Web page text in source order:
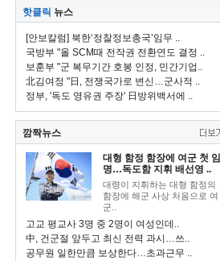
핫클릭 뉴스
[안보칼럼] 북한‘정찰정보총국’임무 ..
국방부 "올 SCM때 전작권 전환연도 결정 ..
보훈부 "군 복무기간 호봉 인정, 민간기업..
北김여정 "日, 전쟁국가로 변신…군사적 ..
정부, '독도 영유권 주장' 日방위백서에 ..
깜짝뉴스
대형 함정 함장에 여군 첫 임
명…독도함 지휘 배선영 ..
대령이 지휘하는 대형 함정의
함장에 해군 사상 처음으로 여
군..
고교 평교사 3명 중 2명이 여성인데..
中, 건군절 앞두고 최신 전력 과시…쓰..
공무원 일한만큼 보상한다…초과근무 ..